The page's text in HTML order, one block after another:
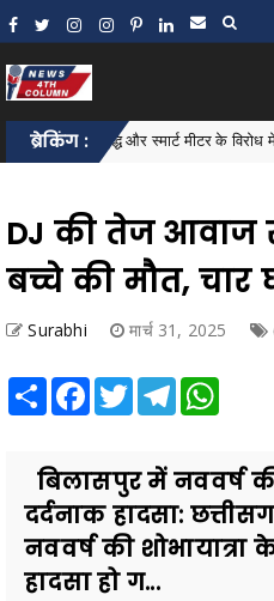
ब्रेकिंग :
बिल वृद्धि और स्मार्ट मीटर के विरोध में
DJ की तेज आवाज
बच्चे की मौत, चार
Surabhi मार्च 31, 2025
Share Facebook
TwitterTelegram
बिलासपुर में नववर्ष
दर्दनाक हादसा:
नववर्ष की शोभायात्रा
हादसा हो ग...